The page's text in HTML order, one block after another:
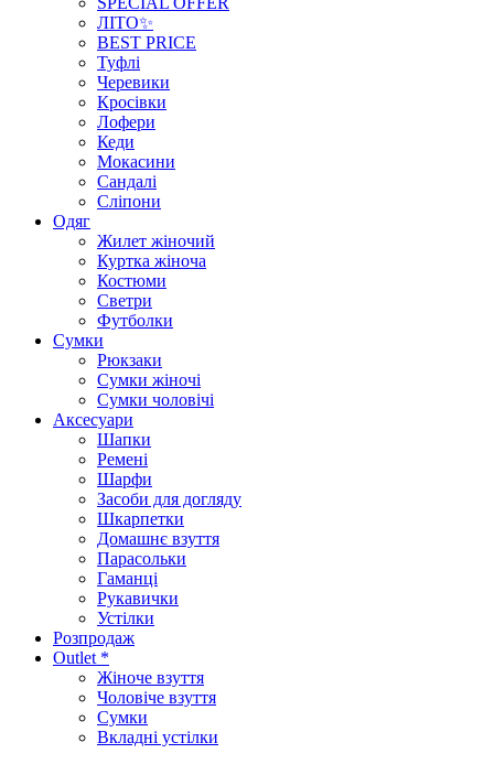
ЛІТО✨
BEST PRICE
Туфлі
Черевики
Кросівки
Лофери
Кеди
Мокасини
Сандалі
Сліпони
Одяг
Жилет жіночий
Куртка жіноча
Костюми
Светри
Футболки
Сумки
Рюкзаки
Сумки жіночі
Сумки чоловічі
Аксеcуари
Шапки
Ремені
Шарфи
Засоби для догляду
Шкарпетки
Домашнє взуття
Парасольки
Гаманці
Рукавички
Устілки
Розпродаж
Outlet *
Жіноче взуття
Чоловіче взуття
Сумки
Вкладні устілки